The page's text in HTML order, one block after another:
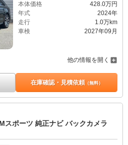
本体価格
428.0万円
年式
2024年
走行
1.0万km
車検
2027年09月
他の情報を開く
在庫確認・見積依頼（無料）
スポーツ 純正ナビ バックカメラ